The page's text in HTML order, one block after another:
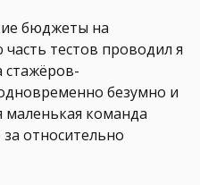
бюджеты на
тестов проводил я
стажёров-
безумно и
команда
относительно